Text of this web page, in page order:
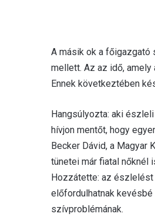
A másik ok a főigazgató
mellett. Az az idő,
Ennek következtében
Hangsúlyozta: aki
hívjon mentőt, hogy
Becker Dávid, a Magyar
tünetei már fiatal nőknél
Hozzátette: az észlelést
előfordulhatnak
szívproblémának.